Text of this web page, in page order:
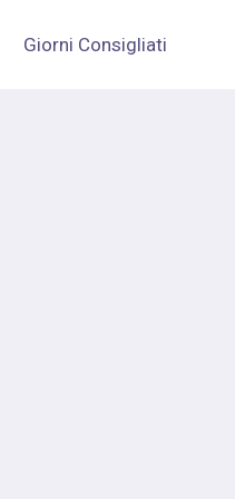
Giorni Consigliati